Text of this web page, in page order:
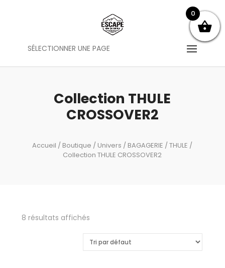
SÉLECTIONNER UNE PAGE
Collection THULE
CROSSOVER2
Accueil / Boutique / Univers / BAGAGERIE /THULE /
Collection THULE CROSSOVER2
8 résultats affichés
0